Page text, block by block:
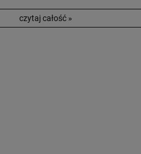
czytaj całość »